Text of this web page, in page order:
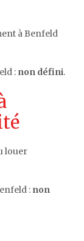
à Benfeld
: non défini.
louer
: non